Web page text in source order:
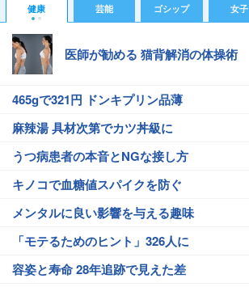
健康 芸能 ゴシップ 女子
医師が勧める 猫背解消の体操術
465gで321円 ドンキプリン品薄
麻辣湯 具材次第でカツ丼級に
うつ病患者の本音とNGな接し方
キノコで血糖値スパイクを防ぐ
メンタルに良い影響を与える趣味
「モテるためのヒント」326人に
容姿と寿命 28年追跡で見えた差